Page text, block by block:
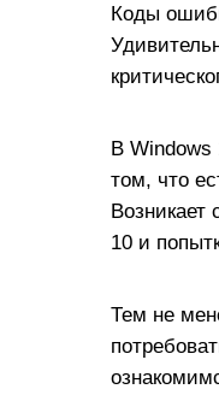
Коды
В Windows
том, что
10 и
Тем не